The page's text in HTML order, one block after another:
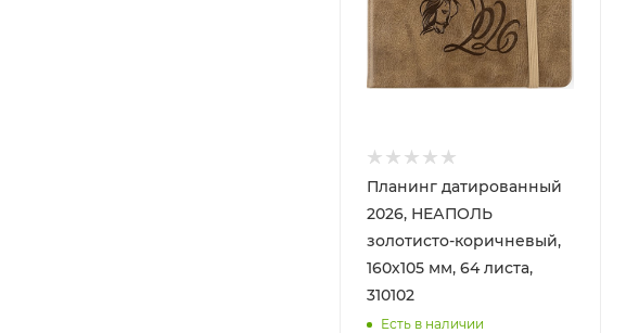
Планинг датированный
2026, НЕАПОЛЬ
золотисто-коричневый,
160х105 мм, 64 листа,
310102
Есть в наличии